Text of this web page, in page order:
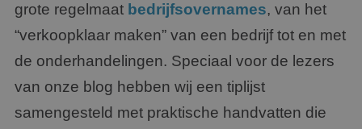
grote regelmaat bedrijfsovernames, van het
“verkoopklaar maken” van een bedrijf tot en met
de onderhandelingen. Speciaal voor de lezers
van onze blog hebben wij een tiplijst
samengesteld met praktische handvatten die